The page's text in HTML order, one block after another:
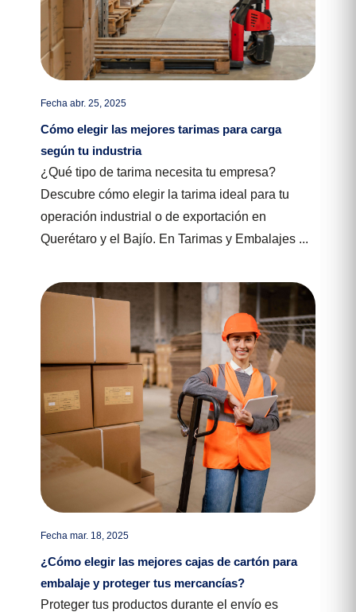
Fecha abr. 25, 2025
Cómo elegir las mejores tarimas para carga
según tu industria
¿Qué tipo de tarima necesita tu empresa?
Descubre cómo elegir la tarima ideal para tu
operación industrial o de exportación en
Querétaro y el Bajío. En Tarimas y Embalajes ...
Fecha mar. 18, 2025
¿Cómo elegir las mejores cajas de cartón para
embalaje y proteger tus mercancías?
Proteger tus productos durante el envío es